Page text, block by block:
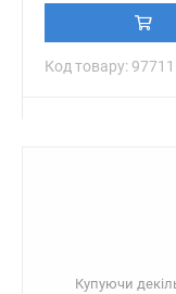
Код товару: 97711
Купуючи